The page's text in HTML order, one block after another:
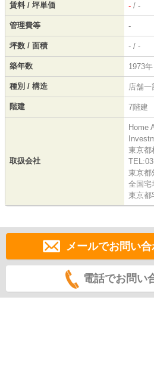
賃料 / 坪単価 - / -
管理費等 -
坪数 / 面積 - / -
築年数 1973
種別 / 構造 店舗一
階建 7階建
取扱会社
Home
東京都
東京都
全国宅
東京都
メールでお問い
電話でお問い